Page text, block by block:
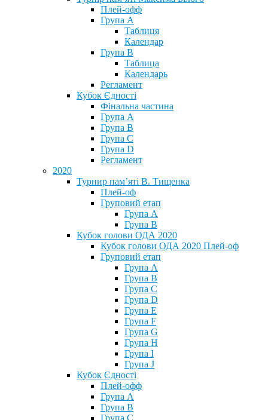
Плей-офф
Група А
Таблиця
Календар
Група В
Таблица
Календарь
Регламент
Кубок Єдності
Фінальна частина
Група А
Група В
Група С
Група D
Регламент
2020
Турнир пам’яті В. Тищенка
Плей-оф
Груповий етап
Група А
Група В
Кубок голови ОДА 2020
Кубок голови ОДА 2020 Плей-оф
Груповий етап
Група A
Група B
Група C
Група D
Група E
Група F
Група G
Група H
Група I
Група J
Кубок Єдності
Плей-офф
Група А
Група В
Група С